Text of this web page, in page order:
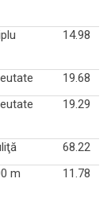
14.98
19.68
19.29
68.22
m 11.78